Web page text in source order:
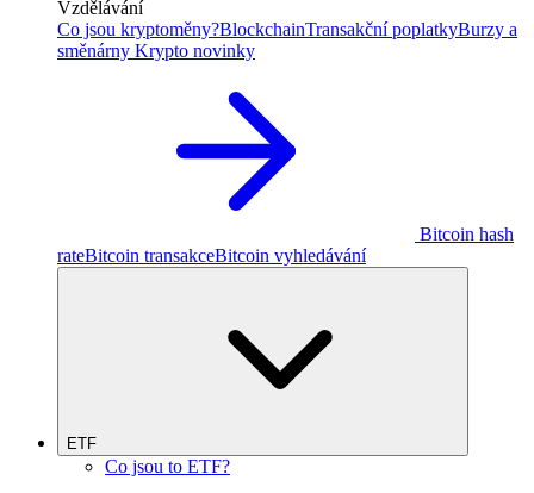
Vzdělávání
Co jsou kryptoměny?BlockchainTransakční poplatkyBurzy a
směnárny Krypto novinky
Bitcoin hash
rateBitcoin transakceBitcoin vyhledávání
ETF
Co jsou to ETF?